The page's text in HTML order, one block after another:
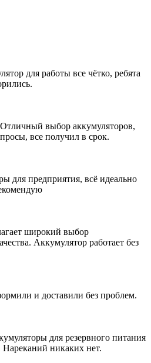
для работы все чётко, ребята
выбор аккумуляторов,
все получил в срок.
для предприятия, всё идеально
широкий выбор
Аккумулятор работает без
и доставили без проблем.
для резервного питания
Нареканий никаких нет.